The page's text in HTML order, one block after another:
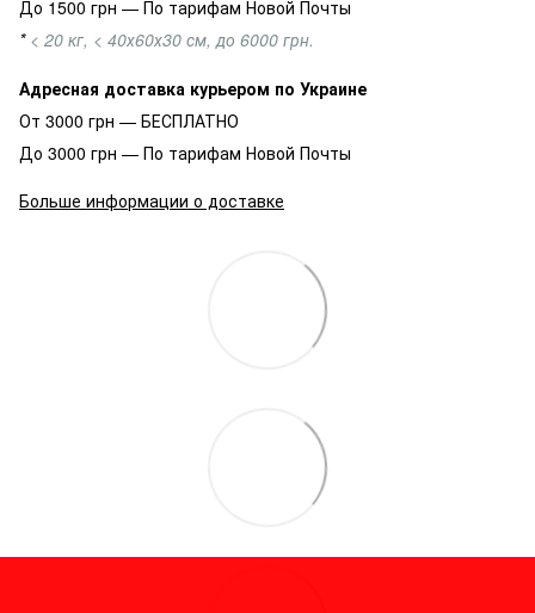
До 1500 грн — По тарифам Новой Почты
* < 20 кг, < 40х60х30 см, до 6000 грн.
Адресная доставка курьером по Украине
От 3000 грн — БЕСПЛАТНО
До 3000 грн — По тарифам Новой Почты
Больше информации о доставке